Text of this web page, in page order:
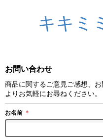
キキミ
お問い合わせ
商品に関するご意見ご感想、
よりお気軽にお尋ねください。
お名前 ＊